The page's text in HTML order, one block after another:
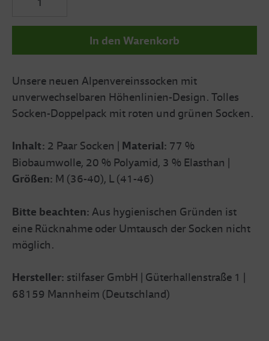
In den Warenkorb
Unsere neuen Alpenvereinssocken mit
unverwechselbaren Höhenlinien-Design. Tolles
Socken-Doppelpack mit roten und grünen Socken.
Inhalt: 2 Paar Socken | Material: 77 %
Biobaumwolle, 20 % Polyamid, 3 % Elasthan |
Größen: M (36-40), L (41-46)
Bitte beachten: Aus hygienischen Gründen ist
eine Rücknahme oder Umtausch der Socken nicht
möglich.
Hersteller: stilfaser GmbH | Güterhallenstraße 1 |
68159 Mannheim (Deutschland)